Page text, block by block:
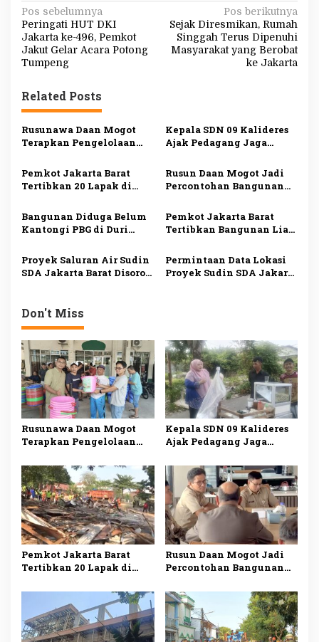
N
a
v
i
g
a
s
i
p
o
s
Pos sebelumnya
Peringati HUT DKI
Jakarta ke-496, Pemkot
Jakut Gelar Acara Potong
Tumpeng
Pos berikutnya
Sejak Diresmikan, Rumah
Singgah Terus Dipenuhi
Masyarakat yang Berobat
ke Jakarta
Related Posts
Rusunawa Daan Mogot
Terapkan Pengelolaan
Mulai Pilah Sampah dari
Rumah
Kepala SDN 09 Kalideres
Ajak Pedagang Jaga
Sekolah
Pemkot Jakarta Barat
Tertibkan 20 Lapak di
Kawasan Dikembalikan
Jadi Sarana Olahraga
Rusun Daan Mogot Jadi
Percontohan Bangunan
PEEB Tinjau
Implementasi Sertifikasi
EDGE
Bangunan Diduga Belum
Kantongi PBG di Duri
Meski Disegel
Pemkot Jakarta Barat
Tertibkan Bangunan Liar
Akses Jalan Kali Baru
Timur Kembali Dibuka
Proyek Saluran Air Sudin
SDA Jakarta Barat Disorot,
Permintaan Data Lokasi
Proyek Sudin SDA Jakarta
Don't Miss
Rusunawa Daan Mogot
Terapkan Pengelolaan
Mulai Pilah Sampah dari
Rumah
Kepala SDN 09 Kalideres
Ajak Pedagang Jaga
Sekolah
Pemkot Jakarta Barat
Tertibkan 20 Lapak di
Kawasan Dikembalikan
Jadi Sarana Olahraga
Rusun Daan Mogot Jadi
Percontohan Bangunan
PEEB Tinjau
Implementasi Sertifikasi
EDGE